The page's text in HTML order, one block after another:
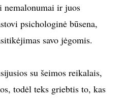
nemalonumai ir juos
psichologinė būsena,
savo jėgomis.
su šeimos reikalais,
todėl teks griebtis to, kas